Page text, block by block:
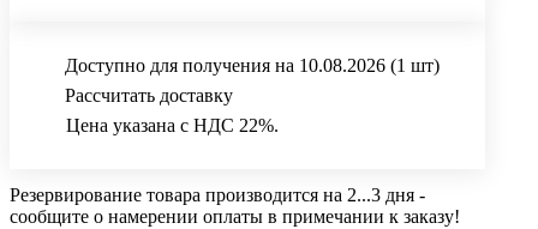
Доступно для получения на 10.08.2026 (1 шт)
Рассчитать доставку
Цена указана с НДС 22%.
Резервирование товара производится на 2...3 дня -
сообщите о намерении оплаты в примечании к заказу!